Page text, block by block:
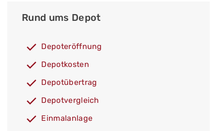
Rund ums Depot
Depoteröffnung
Depotkosten
Depotübertrag
Depotvergleich
Einmalanlage